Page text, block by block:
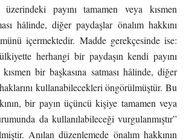
üzerindeki payını tamamen veya kısmen
hâlinde, diğer paydaşlar önalım hakkını
içermektedir. Madde gerekçesinde ise:
herhangi bir paydaşın kendi payını
bir başkasına satması hâlinde, diğer
kullanabilecekleri öngörülmüştür. Bu
bir payın üçüncü kişiye tamamen veya
da kullanılabileceği vurgulanmıştır”
Anılan düzenlemede önalım hakkının